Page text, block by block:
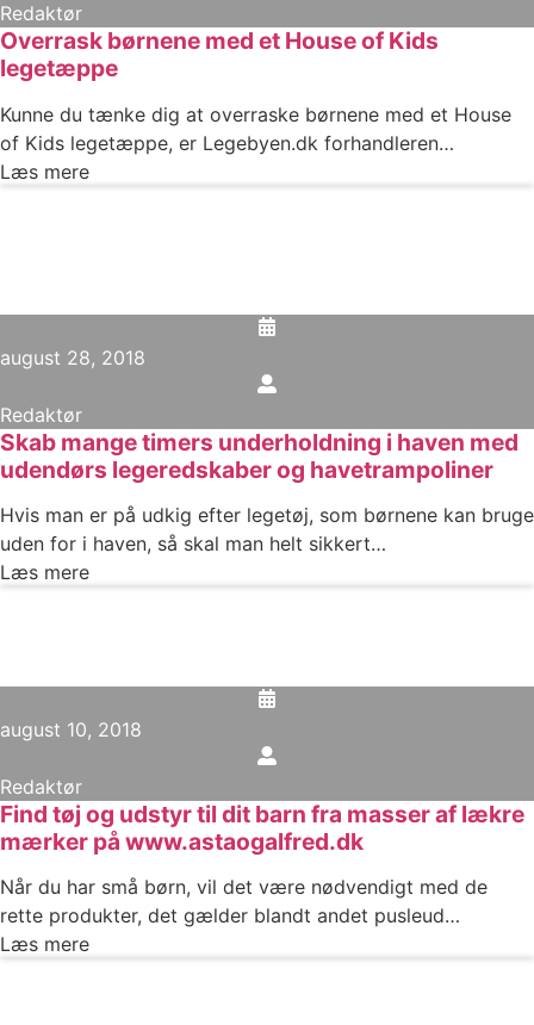
Redaktør
Overrask børnene med et House of Kids
legetæppe
Kunne du tænke dig at overraske børnene med et House
of Kids legetæppe, er Legebyen.dk forhandleren…
Læs mere
august 28, 2018
Redaktør
Skab mange timers underholdning i haven med
udendørs legeredskaber og havetrampoliner
Hvis man er på udkig efter legetøj, som børnene kan bruge
uden for i haven, så skal man helt sikkert…
Læs mere
august 10, 2018
Redaktør
Find tøj og udstyr til dit barn fra masser af lækre
mærker på www.astaogalfred.dk
Når du har små børn, vil det være nødvendigt med de
rette produkter, det gælder blandt andet pusleud…
Læs mere